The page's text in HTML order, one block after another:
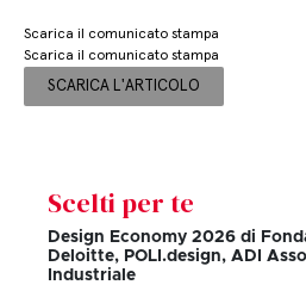
Scarica il comunicato stampa
Scarica il comunicato stampa
SCARICA L'ARTICOLO
Scelti per te
Design Economy 2026 di
Deloitte, POLI.design, ADI
Industriale